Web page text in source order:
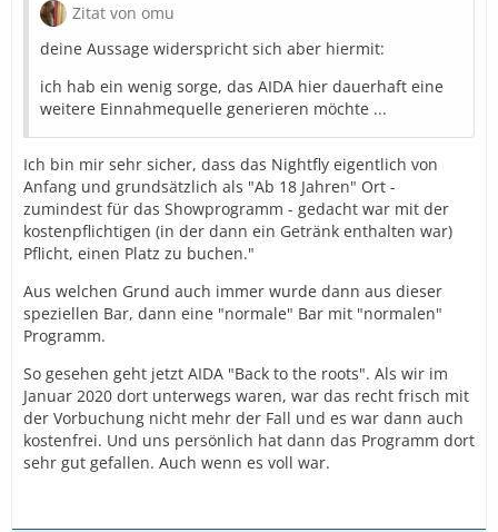
Zitat von omu
deine Aussage widerspricht sich aber hiermit:
ich hab ein wenig sorge, das AIDA hier dauerhaft eine
weitere Einnahmequelle generieren möchte ...
Ich bin mir sehr sicher, dass das Nightfly eigentlich von
Anfang und grundsätzlich als "Ab 18 Jahren" Ort -
zumindest für das Showprogramm - gedacht war mit der
kostenpflichtigen (in der dann ein Getränk enthalten war)
Pflicht, einen Platz zu buchen."
Aus welchen Grund auch immer wurde dann aus dieser
speziellen Bar, dann eine "normale" Bar mit "normalen"
Programm.
So gesehen geht jetzt AIDA "Back to the roots". Als wir im
Januar 2020 dort unterwegs waren, war das recht frisch mit
der Vorbuchung nicht mehr der Fall und es war dann auch
kostenfrei. Und uns persönlich hat dann das Programm dort
sehr gut gefallen. Auch wenn es voll war.